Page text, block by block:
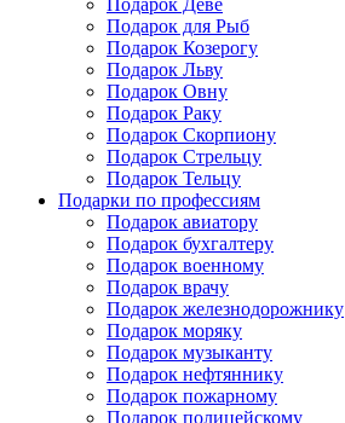
Подарок Деве
Подарок для Рыб
Подарок Козерогу
Подарок Льву
Подарок Овну
Подарок Раку
Подарок Скорпиону
Подарок Стрельцу
Подарок Тельцу
Подарки по профессиям
Подарок авиатору
Подарок бухгалтеру
Подарок военному
Подарок врачу
Подарок железнодорожнику
Подарок моряку
Подарок музыканту
Подарок нефтяннику
Подарок пожарному
Подарок полицейскому